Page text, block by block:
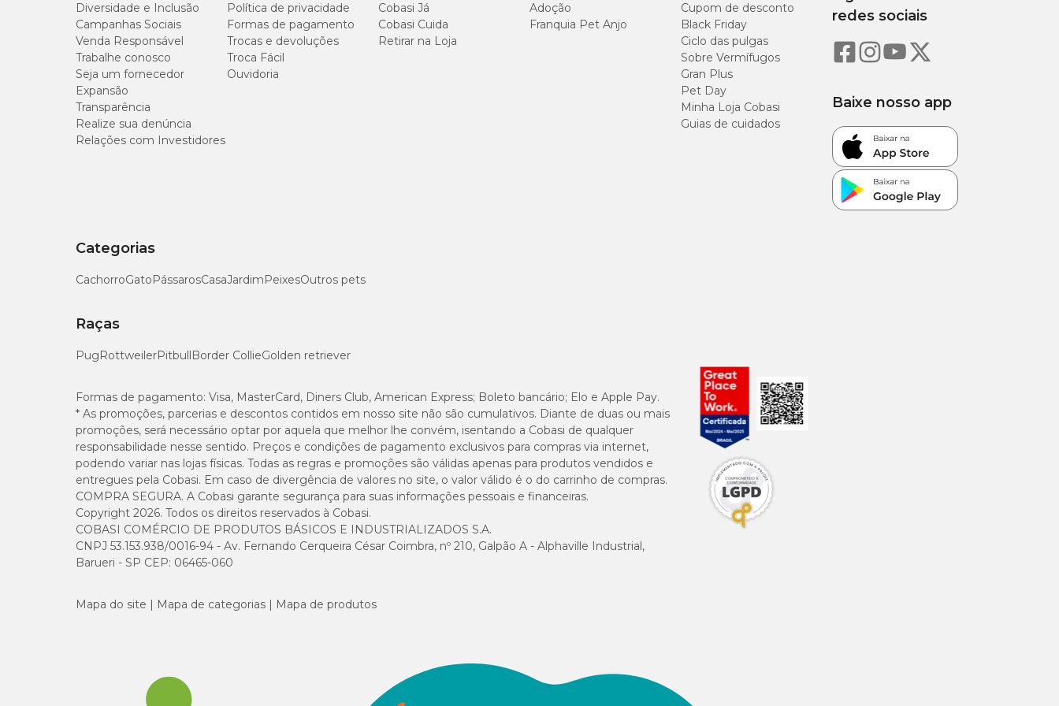
Gênero Unissex
Proteína Bruta (mín.) 230g/kg 23,00%
12,00%
Matéria Fibrosa (máx.) 3,50%
Matéria Mineral (máx.)
0,10%
Mananoligossacarídeo (mín.) 900mg/kg 0,09%
Umidade (máx.) 100g/kg 10,00%
Enriquecimento Mínimo por Kg
10mg, zinco total 88mg, selênio total 0,12mg.
7,5 mm / 8mm / 8,5mm / 9mm
Diversidade e Inclusão
Campanhas Sociais
Venda Responsável
Trabalhe conosco
Seja um fornecedor
Expansão
Transparência
Realize sua denúncia
Relações com Investidores
Política de privacidade
Formas de pagamento
Trocas e devoluções
Troca Fácil
Ouvidoria
Cobasi Já
Cobasi Cuida
Retirar na Loja
Adoção
Franquia Pet Anjo
Cupom de desconto
Black Friday
Ciclo das pulgas
Sobre Vermífugos
Gran Plus
Pet Day
Minha Loja Cobasi
Guias de cuidados
Categorias
CachorroGatoPássarosCasaJardimPeixesOutros pets
Raças
PugRottweilerPitbullBorder CollieGolden retriever
redes sociais
Baixe nosso app
Formas de pagamento: Visa, MasterCard, Diners Club, American Express; Boleto bancário; Elo e Apple Pay.
* As promoções, parcerias e descontos contidos em nosso site não são cumulativos. Diante de duas ou mais
promoções, será necessário optar por aquela que melhor lhe convém, isentando a Cobasi de qualquer
responsabilidade nesse sentido. Preços e condições de pagamento exclusivos para compras via internet,
podendo variar nas lojas físicas. Todas as regras e promoções são válidas apenas para produtos vendidos e
entregues pela Cobasi. Em caso de divergência de valores no site, o valor válido é o do carrinho de compras.
COMPRA SEGURA. A Cobasi garante segurança para suas informações pessoais e financeiras.
Copyright 2026. Todos os direitos reservados à Cobasi.
COBASI COMÉRCIO DE PRODUTOS BÁSICOS E INDUSTRIALIZADOS S.A.
CNPJ 53.153.938/0016-94 - Av. Fernando Cerqueira César Coimbra, nº 210, Galpão A - Alphaville Industrial,
Barueri - SP CEP: 06465-060
Mapa do site Mapa de categorias Mapa de produtos